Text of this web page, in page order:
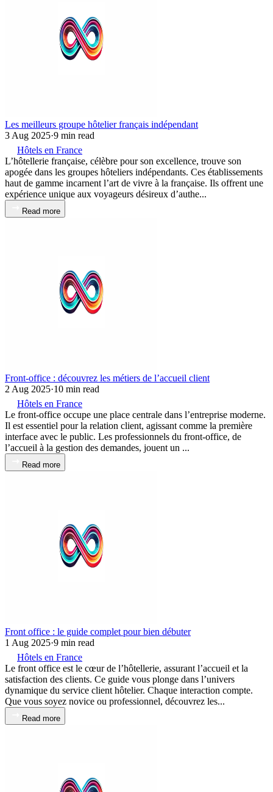
Les meilleurs groupe hôtelier français indépendant
3 Aug 2025·9 min read
Hôtels en France
L’hôtellerie française, célèbre pour son excellence, trouve son
apogée dans les groupes hôteliers indépendants. Ces établissements
haut de gamme incarnent l’art de vivre à la française. Ils offrent une
expérience unique aux voyageurs désireux d’authe...
Read more
Front-office : découvrez les métiers de l’accueil client
2 Aug 2025·10 min read
Hôtels en France
Le front-office occupe une place centrale dans l’entreprise moderne.
Il est essentiel pour la relation client, agissant comme la première
interface avec le public. Les professionnels du front-office, de
l’accueil à la gestion des demandes, jouent un ...
Read more
Front office : le guide complet pour bien débuter
1 Aug 2025·9 min read
Hôtels en France
Le front office est le cœur de l’hôtellerie, assurant l’accueil et la
satisfaction des clients. Ce guide vous plonge dans l’univers
dynamique du service client hôtelier. Chaque interaction compte.
Que vous soyez novice ou professionnel, découvrez les...
Read more